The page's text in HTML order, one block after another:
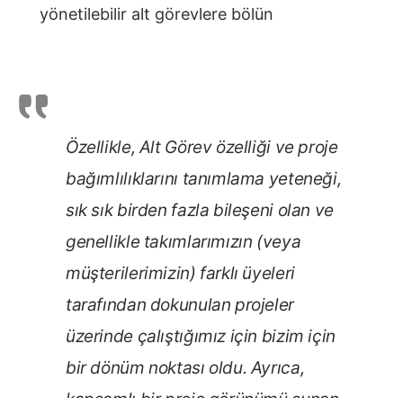
yönetilebilir alt görevlere bölün
Özellikle, Alt Görev özelliği ve proje
bağımlılıklarını tanımlama yeteneği,
sık sık birden fazla bileşeni olan ve
genellikle takımlarımızın (veya
müşterilerimizin) farklı üyeleri
tarafından dokunulan projeler
üzerinde çalıştığımız için bizim için
bir dönüm noktası oldu. Ayrıca,